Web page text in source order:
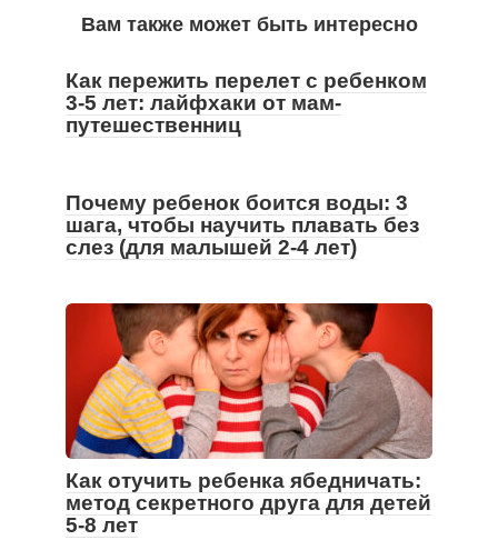
Вам также может быть интересно
Как пережить перелет с ребенком
3-5 лет: лайфхаки от мам-
путешественниц
Почему ребенок боится воды: 3
шага, чтобы научить плавать без
слез (для малышей 2-4 лет)
Как отучить ребенка ябедничать:
метод секретного друга для детей
5-8 лет